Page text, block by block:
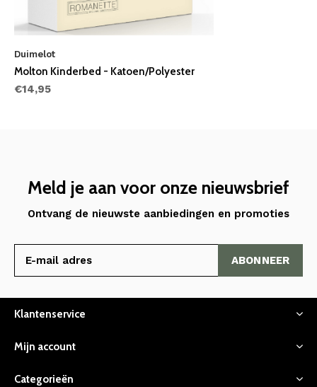
Duimelot
Molton Kinderbed - Katoen/Polyester
€14,95
Meld je aan voor onze nieuwsbrief
Ontvang de nieuwste aanbiedingen en promoties
ABONNEER
Klantenservice
Mijn account
Categorieën